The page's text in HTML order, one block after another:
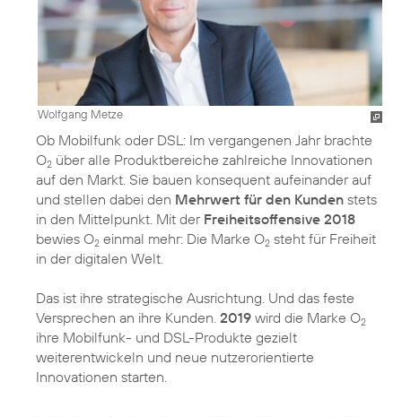
Wolfgang Metze
Ob Mobilfunk oder DSL: Im vergangenen Jahr brachte
O2 über alle Produktbereiche zahlreiche Innovationen
auf den Markt. Sie bauen konsequent aufeinander auf
und stellen dabei den Mehrwert für den Kunden stets
in den Mittelpunkt. Mit der Freiheitsoffensive 2018
bewies O2 einmal mehr: Die Marke O2 steht für Freiheit
in der digitalen Welt.
Das ist ihre strategische Ausrichtung. Und das feste
Versprechen an ihre Kunden. 2019 wird die Marke O2
ihre Mobilfunk- und DSL-Produkte gezielt
weiterentwickeln und neue nutzerorientierte
Innovationen starten.